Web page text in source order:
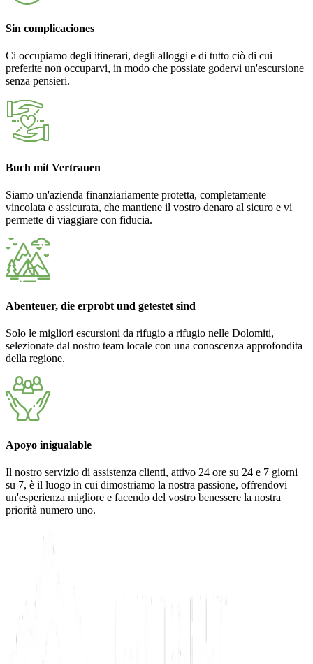
Sin complicaciones
Ci occupiamo degli itinerari, degli alloggi e di tutto ciò di cui
preferite non occuparvi, in modo che possiate godervi un'escursione
senza pensieri.
Buch mit Vertrauen
Siamo un'azienda finanziariamente protetta, completamente
vincolata e assicurata, che mantiene il vostro denaro al sicuro e vi
permette di viaggiare con fiducia.
Abenteuer, die erprobt und getestet sind
Solo le migliori escursioni da rifugio a rifugio nelle Dolomiti,
selezionate dal nostro team locale con una conoscenza approfondita
della regione.
Apoyo inigualable
Il nostro servizio di assistenza clienti, attivo 24 ore su 24 e 7 giorni
su 7, è il luogo in cui dimostriamo la nostra passione, offrendovi
un'esperienza migliore e facendo del vostro benessere la nostra
priorità numero uno.